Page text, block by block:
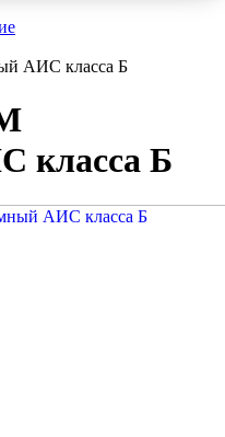
АИС класса Б
класса Б